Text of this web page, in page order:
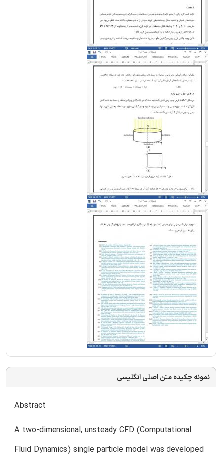
نمونه چکیده متن اصلی انگلیسی
Abstract
A two-dimensional, unsteady CFD (Computational
Fluid Dynamics) single particle model was developed